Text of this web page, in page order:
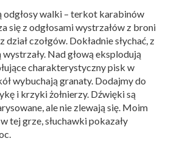
odgłosy walki – terkot karabinów
się z odgłosami wystrzałów z broni
dział czołgów. Dokładnie słychać, z
Nad głową eksplodują
charakterystyczny pisk w
wybuchają granaty. Dodajmy do
i krzyki żołnierzy. Dźwięki są
ale nie zlewają się. Moim
tej grze, słuchawki pokazały